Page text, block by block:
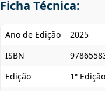
Ficha Técnica:
Ano de Edição
2025
ISBN
Edição
1ª Edição